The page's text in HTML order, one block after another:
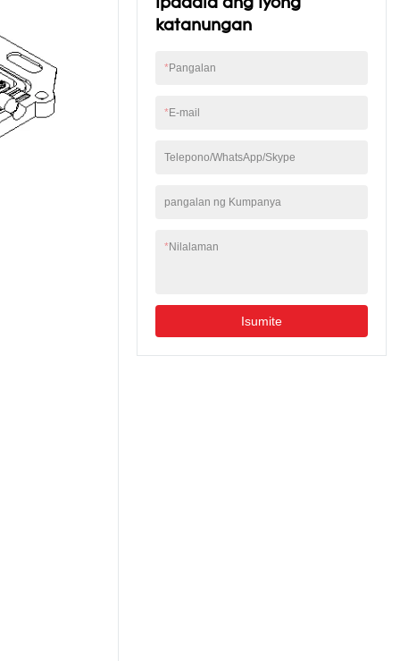
Ipadala ang iyong
katanungan
*Pangalan
*E-mail
Telepono/WhatsApp/Skype
pangalan ng Kumpanya
*Nilalaman
Isumite